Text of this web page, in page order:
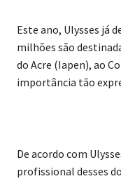
Este ano, Ulysses já
milhões são
do Acre (Iapen), ao
importância tão
De acordo com
profissional desses